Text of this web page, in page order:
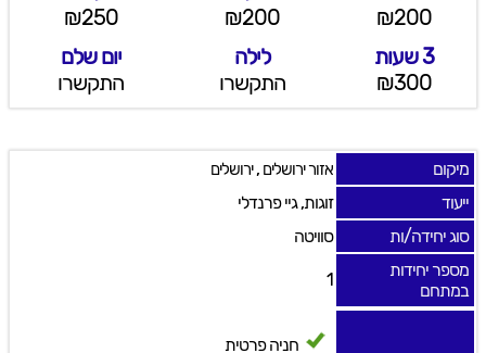
₪200
₪200
₪250
3 שעות
₪300
לילה
התקשרו
יום שלם
התקשרו
מיקום אזור ירושלים,ירושלים
ייעוד
זוגות, גיי פרנדלי
סוג יחידה/ות
סוויטה
מספר יחידות
במתחם
1
חניה פרטית